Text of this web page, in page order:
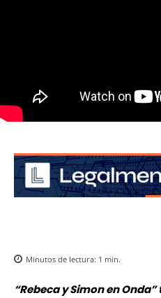
Minutos de lectura: 1 min.
“Rebeca y Simon en